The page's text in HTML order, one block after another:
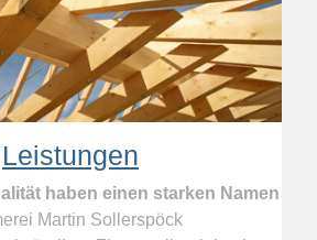
Leistungen
haben einen starken Namen
Martin Sollerspöck